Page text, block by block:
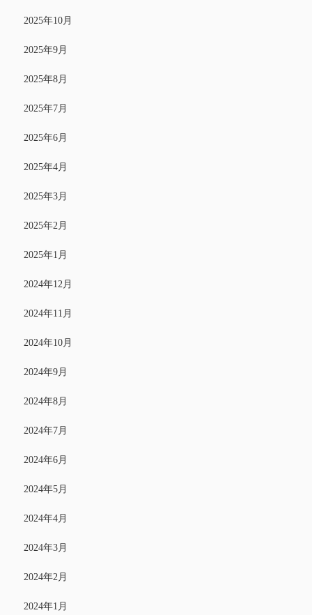
2025年10月
2025年9月
2025年8月
2025年7月
2025年6月
2025年4月
2025年3月
2025年2月
2025年1月
2024年12月
2024年11月
2024年10月
2024年9月
2024年8月
2024年7月
2024年6月
2024年5月
2024年4月
2024年3月
2024年2月
2024年1月